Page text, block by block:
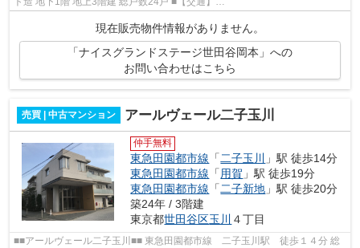
現在販売物件情報がありません。
「ナイスグランドステージ世田谷岡本」への
お問い合わせはこちら
売買 | 中古マンション アールヴェール二子玉川
仲手無料
東急田園都市線 「 二子玉川
」駅 徒歩14分
東急田園都市線 「 用賀 」駅 徒歩19分
東急田園都市線 「 二子新地 」駅 徒歩20分
築24年 / 3階建
東京都世田谷区玉川 ４丁目
■■アールヴェール二子玉川■■ 東急田園都市線 二子玉川駅 徒歩１４分 総